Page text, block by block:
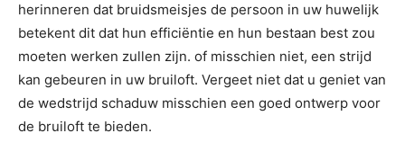
herinneren dat bruidsmeisjes de persoon in uw huwelijk
betekent dit dat hun efficiëntie en hun bestaan best zou
moeten werken zullen zijn. of misschien niet, een strijd
kan gebeuren in uw bruiloft. Vergeet niet dat u geniet van
de wedstrijd schaduw misschien een goed ontwerp voor
de bruiloft te bieden.